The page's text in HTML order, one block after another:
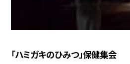
「ハミガキのひみつ」保健集会